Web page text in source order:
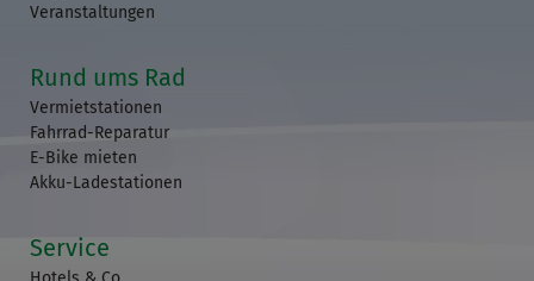
Veranstaltungen
Rund ums Rad
Vermietstationen
Fahrrad-Reparatur
E-Bike mieten
Akku-Ladestationen
Service